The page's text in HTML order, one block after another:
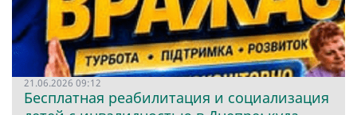
21.06.2026 09:12
Бесплатная реабилитация и социализация